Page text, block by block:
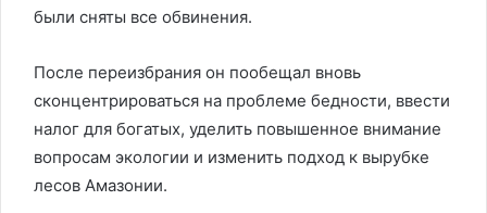
были сняты все обвинения.
После переизбрания он пообещал вновь
сконцентрироваться на проблеме бедности, ввести
налог для богатых, уделить повышенное внимание
вопросам экологии и изменить подход к вырубке
лесов Амазонии.